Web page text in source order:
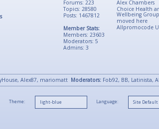
Alex Chambers
Choice Health
Wellbeing Group
moved here
Allpromocode
Forums: 223
Topics: 28580
Posts: 1467812
Member Stats:
Members: 23603
Moderators: 5
Admins: 3
Alex87, mariomatt Moderators: Fob92, BB, Latinista,
Theme: Language: